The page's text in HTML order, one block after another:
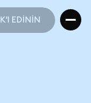
EDİNİN